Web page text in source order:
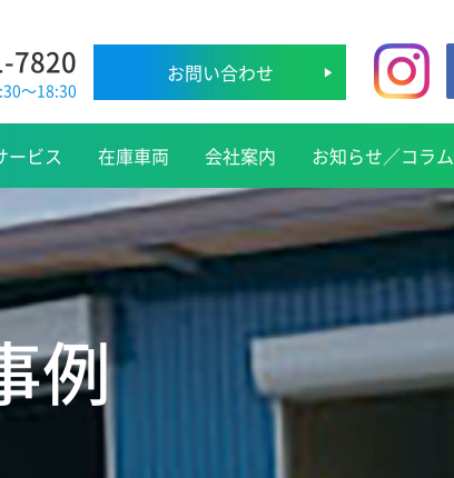
7820
～18:30
お問い合わせ
ービス 在庫車両 会社案内 お知らせ／コラム
例